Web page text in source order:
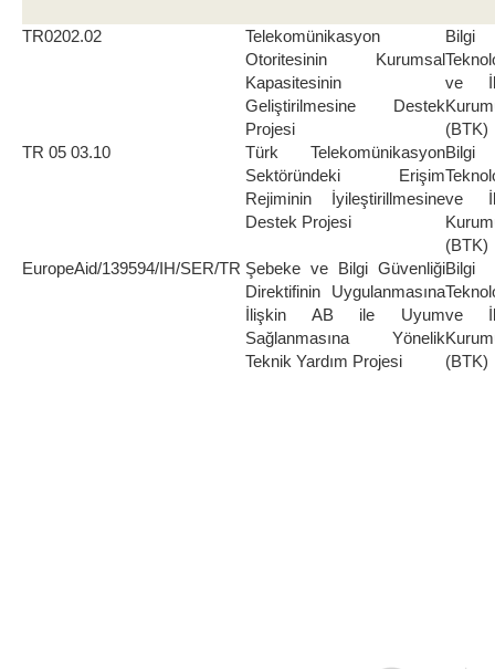
TR0202.02
Telekomünikasyon
Otoritesinin Kurumsal
Kapasitesinin
Geliştirilmesine Destek
Projesi
Bilgi
ve
(BTK)
TR 05 03.10
Türk Telekomünikasyon
Sektöründeki Erişim
Rejiminin İyileştirillmesine
Destek Projesi
Bilgi
ve
(BTK)
EuropeAid/139594/IH/SER/TR Şebeke ve Bilgi Güvenliği
Direktifinin Uygulanmasına
İlişkin AB ile Uyum
Sağlanmasına Yönelik
Teknik Yardım Projesi
Bilgi
ve
(BTK)